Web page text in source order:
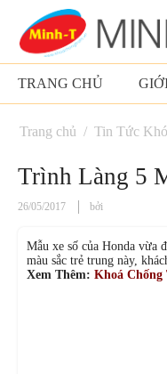
TRANG CHỦ
Trang chủ / Tin Tức
Trình Làng 5
26/05/2017 bởi
Mẫu xe số của Honda vừa
màu sắc trẻ trung này,
Xem Thêm: Khoá Chống